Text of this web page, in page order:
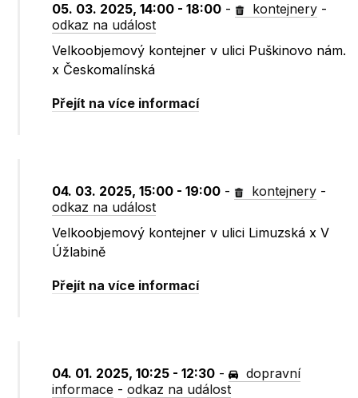
05. 03. 2025, 14:00 - 18:00 - kontejnery -
odkaz na událost
Velkoobjemový kontejner v ulici Puškinovo nám.
x Českomalínská
Přejít na více informací
04. 03. 2025, 15:00 - 19:00 - kontejnery -
odkaz na událost
Velkoobjemový kontejner v ulici Limuzská x V
Úžlabině
Přejít na více informací
04. 01. 2025, 10:25 - 12:30 -
dopravní
informace -odkaz na událost